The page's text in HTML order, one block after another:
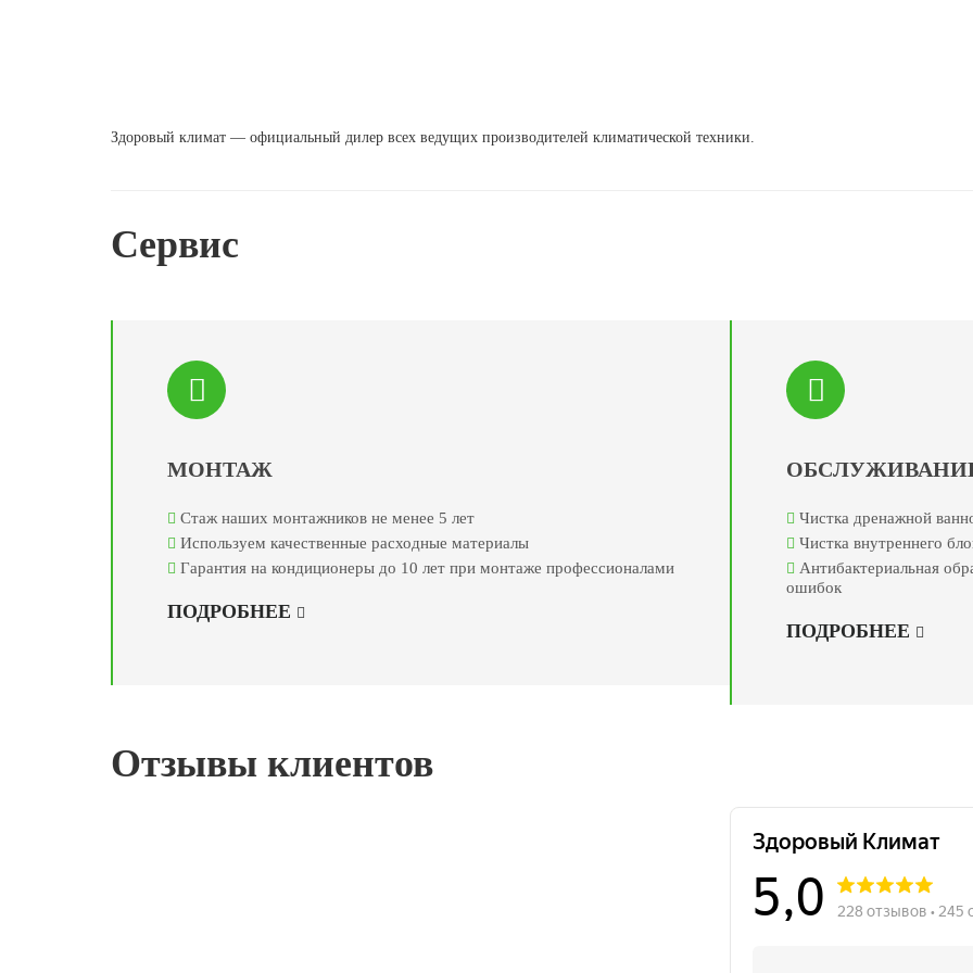
Здоровый климат — официальный дилер всех ведущих производителей климатической техники.
Сервис
МОНТАЖ
Стаж наших монтажников не менее 5 лет
Используем качественные расходные материалы
Гарантия на кондиционеры до 10 лет при монтаже профессионалами
ПОДРОБНЕЕ
Чистка дренажной
Чистка внутреннего
Антибактериальная
ошибок
ПОДРОБНЕЕ
Отзывы клиентов